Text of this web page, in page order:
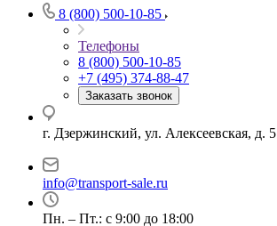
8 (800) 500-10-85
Телефоны
8 (800) 500-10-85
+7 (495) 374-88-47
Заказать звонок
г. Дзержинский, ул. Алексеевская, д. 5
info@transport-sale.ru
Пн. – Пт.: с 9:00 до 18:00